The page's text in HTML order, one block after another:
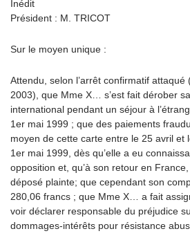
Inédit
Président : M. TRICOT
Sur le moyen unique :
Attendu, selon l’arrêt confirmatif attaqué
2003), que Mme X… s’est fait dérober
international pendant un séjour à
1er mai 1999 ; que des paiements
moyen de cette carte entre le 25 avril et
1er mai 1999, dès qu’elle a eu
opposition et, qu’à son retour en
déposé plainte; que cependant son
280,06 francs ; que Mme X… a fait
voir déclarer responsable du préjudice
dommages-intérêts pour résistance